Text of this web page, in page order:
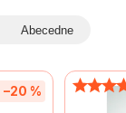
Abecedne
–20 %